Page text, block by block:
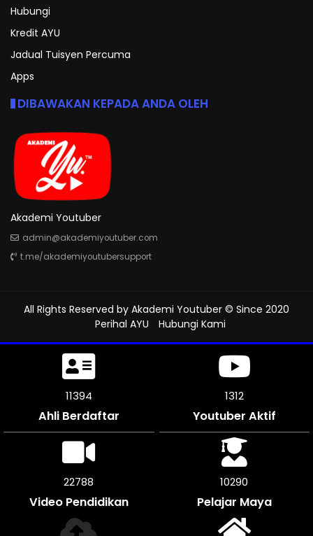
Hubungi
Kredit AYU
Jadual Tuisyen Percuma
Apps
DIBAWAKAN KEPADA ANDA OLEH
Akademi Youtuber
admin@akademiyoutuber.com
t.me/akademiyoutubersupport
All Rights Reserved by Akademi Youtuber © Since 2020
Perihal AYU
Hubungi Kami
11500
Ahli Berdaftar
1312
Youtuber Aktif
23760
Video Pendidikan
10290
Pelajar Maya